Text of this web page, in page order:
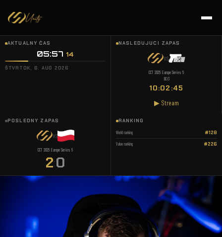
AKTUÁLNY ČAS
05:57 15
ŠTVRTOK, 6. AUG 2026
NASLEDUJÚCI ZÁPAS
VS
CCT 2026 Europe Series 6
BO3
10:02:44
▶ Stream
POSLEDNÝ ZÁPAS
VS
CCT 2026 Europe Series 6
2:0
RANKING
World ranking #128
Valve ranking #226